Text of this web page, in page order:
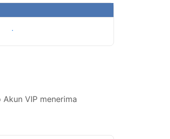
harga
VIP menerima